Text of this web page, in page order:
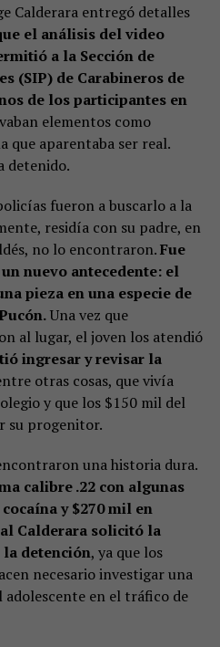
Calderara entregó detalles
el análisis del video
a la Sección de
(SIP) de Carabineros de
de los participantes en
elementos como
que aparentaba ser real.
detenido.
fueron a buscarlo a la
residía con su padre, en
no lo encontraron.Fue
nuevo antecedente: el
pieza en una especie de
Una vez que
al lugar, el joven los atendió
ingresar y revisar la
otras cosas, que vivía
y que los $150 mil del
su progenitor.
una historia dura.
calibre .22 con algunas
y $270 mil en
Calderara solicitó la
detención, ya que los
necesario investigar una
en el tráfico de